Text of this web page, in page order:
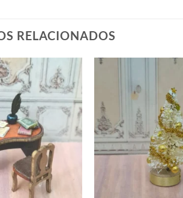
RELACIONADOS